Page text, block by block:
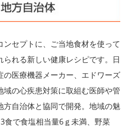
ンセプトに、ご当地食材を使って
れる新しい健康レシピです。日
の医療機器メーカー、エドワーズ
域の心疾患対策に取組む医師や管
方自治体と協同で開発。地域の魅
食で食塩相当量6ｇ未満、野菜